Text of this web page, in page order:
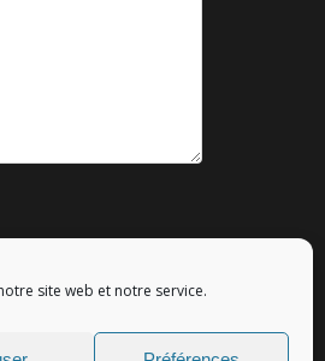
site web et notre service.